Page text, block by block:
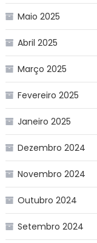
Maio 2025
Abril 2025
Março 2025
Fevereiro 2025
Janeiro 2025
Dezembro 2024
Novembro 2024
Outubro 2024
Setembro 2024